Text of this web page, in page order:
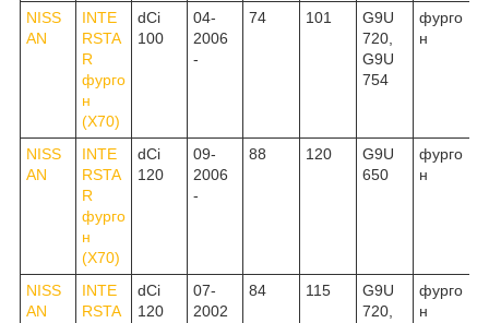
NISS
AN
INTE
RSTA
R
фурго
н
(X70)
dCi
100
04-
2006
-
74 101
G9U
720,
G9U
754
фурго
н
NISS
AN
INTE
RSTA
R
фурго
н
(X70)
dCi
120
09-
2006
-
88 120
G9U
650
фурго
н
NISS
AN
INTE
RSTA
dCi
120
07-
2002
84 115
G9U
720,
фурго
н